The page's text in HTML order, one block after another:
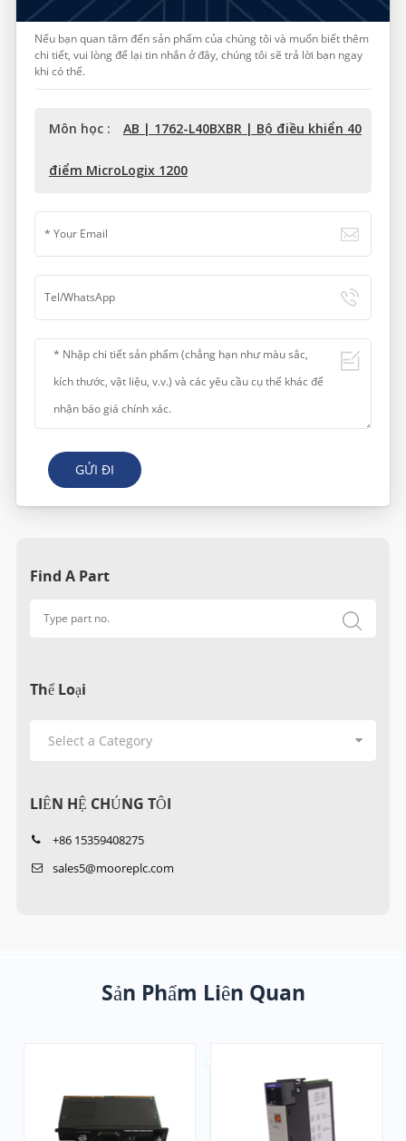
Nếu bạn quan tâm đến sản phẩm của chúng tôi và muốn biết thêm
chi tiết, vui lòng để lại tin nhắn ở đây, chúng tôi sẽ trả lời bạn ngay
khi có thể.
Môn học : AB | 1762-L40BXBR | Bộ điều khiển 40
điểm MicroLogix 1200
GỬI ĐI
Find A Part
Thể Loại
LIÊN HỆ CHÚNG TÔI
+86 15359408275
sales5@mooreplc.com
Sản Phẩm Liên Quan